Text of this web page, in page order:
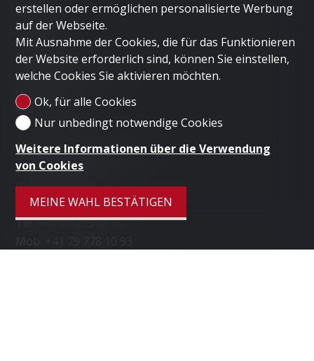
HOME
LUGANO
DUBAI
LONDON
IMMOBILIE VERKAUFEN
Unternehmen
KONTAKT
Kontaktieren Sie uns
LUGANO HOME SAGL
Via Nassa 3b
6900 Lugano
Tel.+41 91 235 58 56
erstellen oder ermöglichen personalisierte Werbung
auf der Webseite.
Mit Ausnahme der Cookies, die für das Funktionieren
der Website erforderlich sind, können Sie einstellen,
welche Cookies Sie aktivieren möchten.
Ok, für alle Cookies
Nur unbedingt notwendige Cookies
Weitere Informationen über die Verwendung
von Cookies
MEINE WAHL BESTÄTIGEN